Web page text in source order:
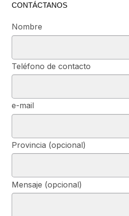
CONTÁCTANOS
Nombre
Teléfono de contacto
e-mail
Provincia (opcional)
Mensaje (opcional)